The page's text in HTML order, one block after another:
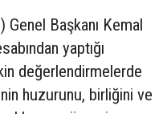
Başkanı Kemal
yaptığı
değerlendirmelerde
huzurunu, birliğini ve